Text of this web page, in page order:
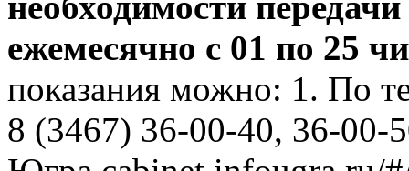
ежемесячно с 01 по 25
показания можно: 1. По
8 (3467) 36-00-40, 36-00-